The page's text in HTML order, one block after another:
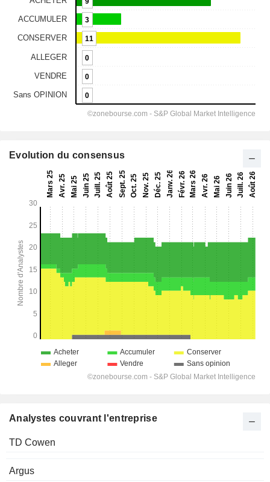
Evolution du consensus
Analystes couvrant l'entreprise
TD Cowen
Argus